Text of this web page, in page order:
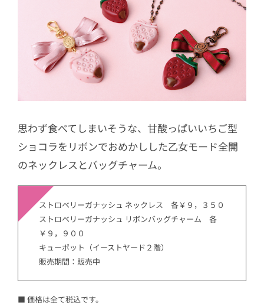
思わず食べてしまいそうな、甘酸っぱいいちご型
ショコラをリボンでおめかしした乙女モード全開
のネックレスとバッグチャーム。
ストロベリーガナッシュ ネックレス 各￥９，３５０
ストロベリーガナッシュ リボンバッグチャーム 各
￥９，９００
キューポット（イーストヤード２階）
販売期間：販売中
■ 価格は全て税込です。